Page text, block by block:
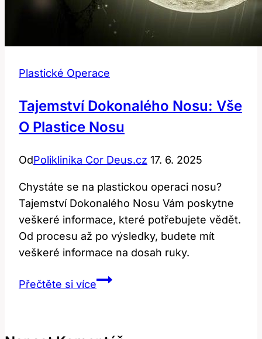
Plastické Operace
Tajemství Dokonalého Nosu: Vše
O Plastice Nosu
OdPoliklinika Cor Deus.cz 17. 6. 2025
Chystáte se na plastickou operaci nosu?
Tajemství Dokonalého Nosu Vám poskytne
veškeré informace, které potřebujete vědět.
Od procesu až po výsledky, budete mít
veškeré informace na dosah ruky.
Přečtěte si víceTajemství